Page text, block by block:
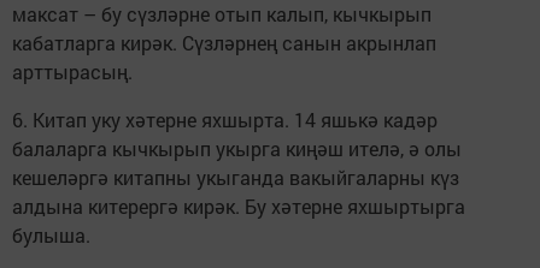
максат – бу сүзләрне отып калып, кычкырып
кабатларга кирәк. Сүзләрнең санын акрынлап
арттырасың.
6. Китап уку хәтерне яхшырта. 14 яшькә кадәр
балаларга кычкырып укырга киңәш ителә, ә олы
кешеләргә китапны укыганда вакыйгаларны күз
алдына китерергә кирәк. Бу хәтерне яхшыртырга
булыша.